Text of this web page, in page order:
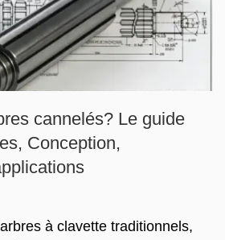
cannelés? Le guide
Conception,
à clavette traditionnels,